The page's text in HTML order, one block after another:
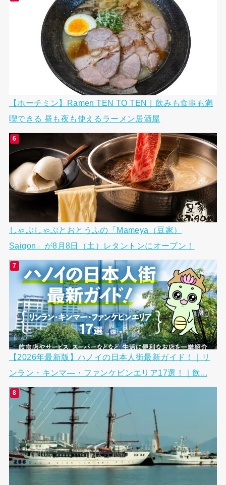
【ホーチミン】Ramen TEN TO TEN｜飲みも食事も満
喫できる 昼も夜も使えるラーメン居酒屋
しゃぶしゃぶとおとうふの「Mameya（豆家）
Saigon」が8月8日（土）レタントンにオープン！
【2026年最新版】ハノイの日本人街最新ガイド！｜リ
ンラン・キンマ―・ファンケビンエリア17選！｜飲...